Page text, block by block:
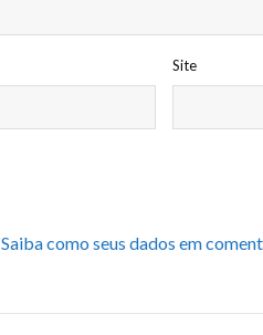
Site
Saiba como seus dados em